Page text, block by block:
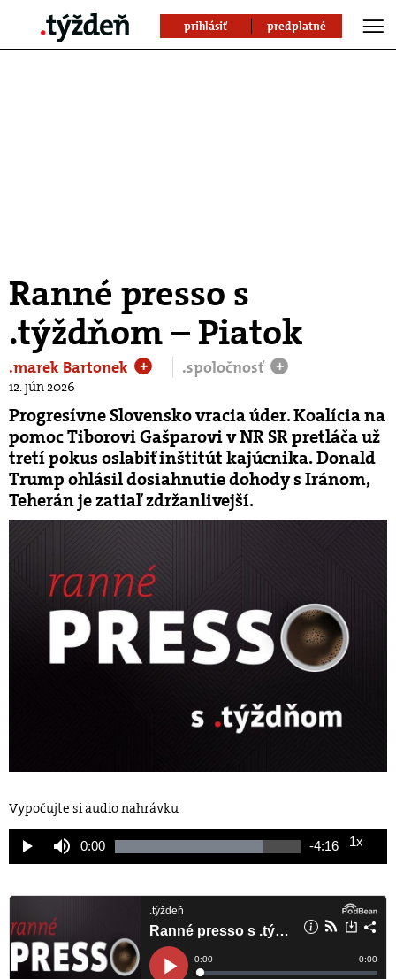
prihlásiť predplatné
Ranné presso s
.týždňom – Piatok
.marek Bartonek + .spoločnosť +
12. jún 2026
Progresívne Slovensko vracia úder. Koalícia na
pomoc Tiborovi Gašparovi v NR SR pretláča už
tretí pokus oslabiť inštitút kajúcnika. Donald
Trump ohlásil dosiahnutie dohody s Iránom,
Teherán je zatiaľ zdržanlivejší.
Vypočujte si audio nahrávku
Play MuteCurrent
0:00
79.80%
Remaining
-4:16 1x